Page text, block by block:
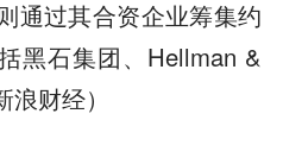
通过其合资企业筹集约
黑石集团、Hellman &
财经）